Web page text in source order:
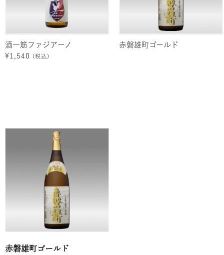
酒一筋ファジアーノ
¥ 1,540 (税込)
赤磐雄町ゴールド
赤磐雄町ゴールド